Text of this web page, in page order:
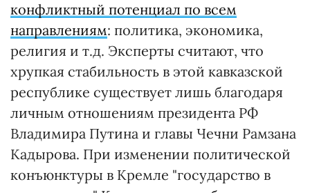
конфликтный потенциал по всем
направлениям: политика, экономика,
религия и т.д. Эксперты считают, что
хрупкая стабильность в этой кавказской
республике существует лишь благодаря
личным отношениям президента РФ
Владимира Путина и главы Чечни Рамзана
Кадырова. При изменении политической
конъюнктуры в Кремле "государство в